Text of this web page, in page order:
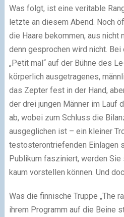
Was folgt, ist eine veritable
letzte an diesem Abend. Noch
die Haare bekommen, aus nicht
denn gesprochen wird nicht.
„Petit mal“ auf der Bühne des
körperlich ausgetragenes,
das Zepter fest in der Hand,
der drei jungen Männer im Lauf
ab, wobei zum Schluss die
ausgeglichen ist – ein kleiner
testosterontriefenden Einlagen
Publikum fasziniert, werden Sie
kaum vorstellen können. Und
Was die finnische Truppe „The
ihrem Programm auf die Beine